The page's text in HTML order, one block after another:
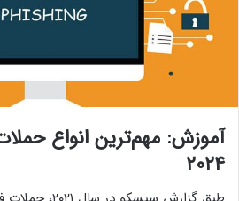
آموزش: مهم‌ترین انواع
۲۰۲۴